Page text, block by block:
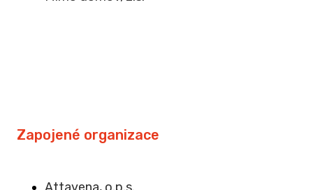
Zapojené organizace